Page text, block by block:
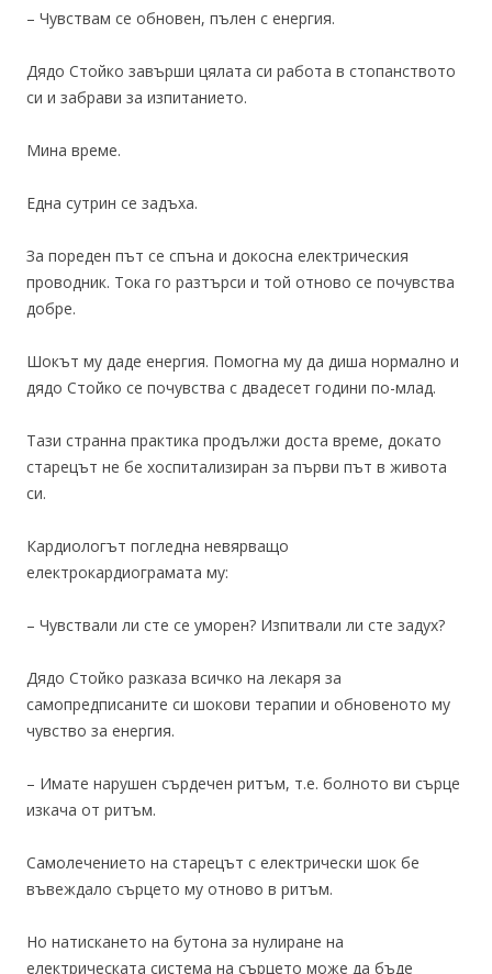
– Чувствам се обновен, пълен с енергия.
Дядо Стойко завърши цялата си работа в стопанството
си и забрави за изпитанието.
Мина време.
Една сутрин се задъха.
За пореден път се спъна и докосна електрическия
проводник. Тока го разтърси и той отново се почувства
добре.
Шокът му даде енергия. Помогна му да диша нормално и
дядо Стойко се почувства с двадесет години по-млад.
Тази странна практика продължи доста време, докато
старецът не бе хоспитализиран за първи път в живота
си.
Кардиологът погледна невярващо
електрокардиограмата му:
– Чувствали ли сте се уморен? Изпитвали ли сте задух?
Дядо Стойко разказа всичко на лекаря за
самопредписаните си шокови терапии и обновеното му
чувство за енергия.
– Имате нарушен сърдечен ритъм, т.е. болното ви сърце
изкача от ритъм.
Самолечението на старецът с електрически шок бе
въвеждало сърцето му отново в ритъм.
Но натискането на бутона за нулиране на
електрическата система на сърцето може да бъде